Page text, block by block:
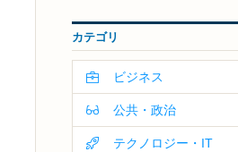
カテゴリ
ビジネス
公共・政治
テクノロジー・IT